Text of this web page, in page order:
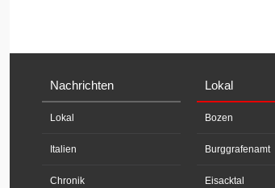
Nachrichten
Lokal
Italien
Chronik
Lokal
Bozen
Burggrafenamt
Eisacktal